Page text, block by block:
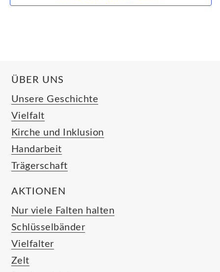
ÜBER UNS
Unsere Geschichte
Vielfalt
Kirche und Inklusion
Handarbeit
Trägerschaft
AKTIONEN
Nur viele Falten halten
Schlüsselbänder
Vielfalter
Zelt